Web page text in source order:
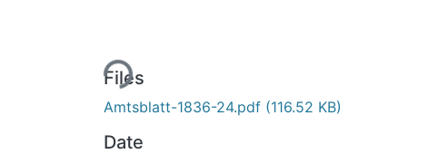
Loading...
Files
Amtsblatt-1836-24.pdf (116.52 KB)
Date